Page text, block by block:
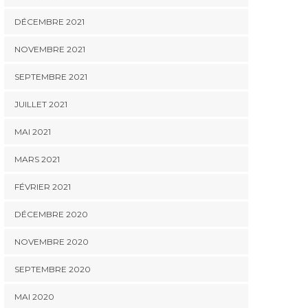
DÉCEMBRE 2021
NOVEMBRE 2021
SEPTEMBRE 2021
JUILLET 2021
MAI 2021
MARS 2021
FÉVRIER 2021
DÉCEMBRE 2020
NOVEMBRE 2020
SEPTEMBRE 2020
MAI 2020